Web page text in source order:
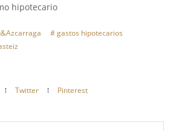
hipotecario
gastos hipotecarios
Twitter Pinterest